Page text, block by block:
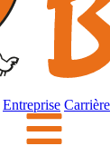
Entreprise Carrière